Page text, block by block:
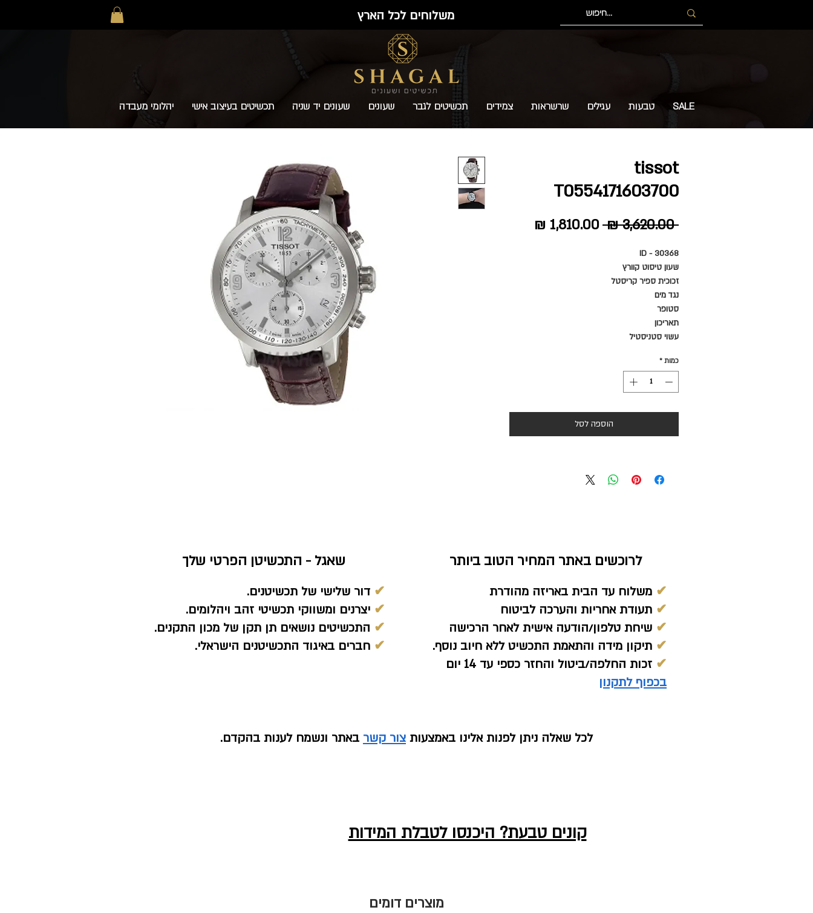
משלוחים לכל הארץ
SALE טבעות עגילים שרשראות צמידים תכשיטים לגבר שעונים שעונים יד שניה תכשיטים בעיצוב אישי יהלומי מעבדה
tissot
T0554171603700
‏3,620.00 ‏₪
מחיר
ID - 30368
שעון טיסוט קוורץ
זכוכית ספיר קריסטל
נגד מים
סטופר
תאריכון
עשוי סטניסטיל
כמות *
הוספה לסל
שאגל - התכשיטן הפרטי שלך
✔ דור שלישי של תכשיטנים.
✔ יצרנים ומשווקי תכשיטי זהב ויהלומים.
✔ התכשיטים נושאים תן תקן של מכון התקנים.
✔ חברים באיגוד התכשיטנים הישראלי.
לרוכשים באתר המחיר הטוב ביותר
✔ משלוח עד הבית באריזה מהודרת
✔ תעודת אחריות והערכה לביטוח
✔ שיחת טלפון/הודעה אישית לאחר הרכישה
✔ תיקון מידה והתאמת התכשיט ללא חיוב נוסף.
✔ זכות החלפה/ביטול והחזר כספי עד 14 יום
בכפוף לתקנון
לכל שאלה ניתן לפנות אלינו באמצעות צור קשר באתר ונשמח לענות בהקדם.
קונים טבעת? היכנסו לטבלת המידות
מוצרים דומים